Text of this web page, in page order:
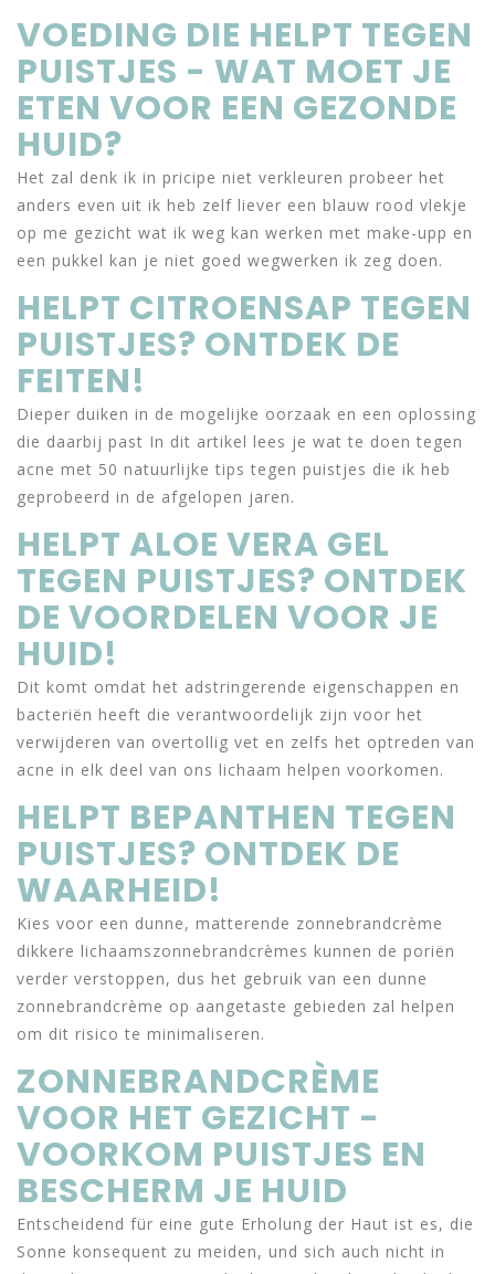
VOEDING DIE HELPT TEGEN
PUISTJES - WAT MOET JE
ETEN VOOR EEN GEZONDE
HUID?
Het zal denk ik in pricipe niet verkleuren probeer het
anders even uit ik heb zelf liever een blauw rood vlekje
op me gezicht wat ik weg kan werken met make-upp en
een pukkel kan je niet goed wegwerken ik zeg doen.
HELPT CITROENSAP TEGEN
PUISTJES? ONTDEK DE
FEITEN!
Dieper duiken in de mogelijke oorzaak en een oplossing
die daarbij past In dit artikel lees je wat te doen tegen
acne met 50 natuurlijke tips tegen puistjes die ik heb
geprobeerd in de afgelopen jaren.
HELPT ALOE VERA GEL
TEGEN PUISTJES? ONTDEK
DE VOORDELEN VOOR JE
HUID!
Dit komt omdat het adstringerende eigenschappen en
bacteriën heeft die verantwoordelijk zijn voor het
verwijderen van overtollig vet en zelfs het optreden van
acne in elk deel van ons lichaam helpen voorkomen.
HELPT BEPANTHEN TEGEN
PUISTJES? ONTDEK DE
WAARHEID!
Kies voor een dunne, matterende zonnebrandcrème
dikkere lichaamszonnebrandcrèmes kunnen de poriën
verder verstoppen, dus het gebruik van een dunne
zonnebrandcrème op aangetaste gebieden zal helpen
om dit risico te minimaliseren.
ZONNEBRANDCRÈME
VOOR HET GEZICHT -
VOORKOM PUISTJES EN
BESCHERM JE HUID
Entscheidend für eine gute Erholung der Haut ist es, die
Sonne konsequent zu meiden, und sich auch nicht in